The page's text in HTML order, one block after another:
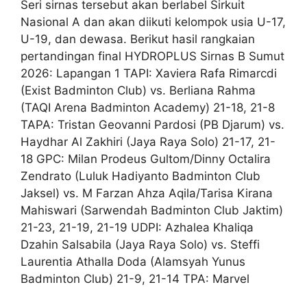
Seri sirnas tersebut akan berlabel Sirkuit
Nasional A dan akan diikuti kelompok usia U-17,
U-19, dan dewasa. Berikut hasil rangkaian
pertandingan final HYDROPLUS Sirnas B Sumut
2026: Lapangan 1 TAPI: Xaviera Rafa Rimarcdi
(Exist Badminton Club) vs. Berliana Rahma
(TAQI Arena Badminton Academy) 21-18, 21-8
TAPA: Tristan Geovanni Pardosi (PB Djarum) vs.
Haydhar Al Zakhiri (Jaya Raya Solo) 21-17, 21-
18 GPC: Milan Prodeus Gultom/Dinny Octalira
Zendrato (Luluk Hadiyanto Badminton Club
Jaksel) vs. M Farzan Ahza Aqila/Tarisa Kirana
Mahiswari (Sarwendah Badminton Club Jaktim)
21-23, 21-19, 21-19 UDPI: Azhalea Khaliqa
Dzahin Salsabila (Jaya Raya Solo) vs. Steffi
Laurentia Athalla Doda (Alamsyah Yunus
Badminton Club) 21-9, 21-14 TPA: Marvel